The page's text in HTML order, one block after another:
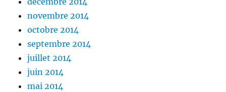
novembre 2014
octobre 2014
septembre 2014
juillet 2014
juin 2014
mai 2014